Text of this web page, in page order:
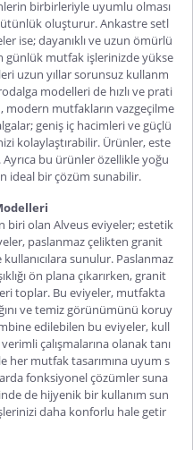
birbirleriyle uyumlu olması
oluşturur. Ankastre setl
ise; dayanıklı ve uzun ömürlü
günlük mutfak işlerinizde yükse
uzun yıllar sorunsuz kullanm
modelleri de hızlı ve prati
modern mutfakların vazgeçilme
geniş iç hacimleri ve güçlü
kolaylaştırabilir. Ürünler, este
bu ürünler özellikle yoğu
ideal bir çözüm sunabilir.
biri olan Alveus eviyeler; estetik
, paslanmaz çelikten granit
sunulur. Paslanmaz
ön plana çıkarırken, granit
toplar. Bu eviyeler, mutfakta
ve temiz görünümünü koruy
edilebilen bu eviyeler, kull
çalışmalarına olanak tanı
her mutfak tasarımına uyum s
fonksiyonel çözümler suna
de hijyenik bir kullanım sun
daha konforlu hale getir